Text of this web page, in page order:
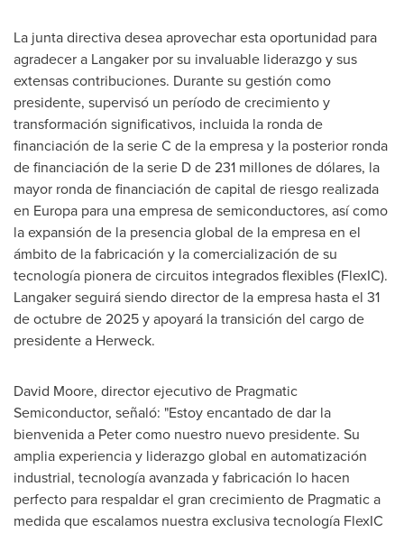
La junta directiva desea aprovechar esta oportunidad para
agradecer a Langaker por su invaluable liderazgo y sus
extensas contribuciones. Durante su gestión como
presidente, supervisó un período de crecimiento y
transformación significativos, incluida la ronda de
financiación de la serie C de la empresa y la posterior ronda
de financiación de la serie D de 231 millones de dólares, la
mayor ronda de financiación de capital de riesgo realizada
en Europa para una empresa de semiconductores, así como
la expansión de la presencia global de la empresa en el
ámbito de la fabricación y la comercialización de su
tecnología pionera de circuitos integrados flexibles (FlexIC).
Langaker seguirá siendo director de la empresa hasta el 31
de octubre de 2025 y apoyará la transición del cargo de
presidente a Herweck.
David Moore, director ejecutivo de Pragmatic
Semiconductor, señaló: "Estoy encantado de dar la
bienvenida a Peter como nuestro nuevo presidente. Su
amplia experiencia y liderazgo global en automatización
industrial, tecnología avanzada y fabricación lo hacen
perfecto para respaldar el gran crecimiento de Pragmatic a
medida que escalamos nuestra exclusiva tecnología FlexIC